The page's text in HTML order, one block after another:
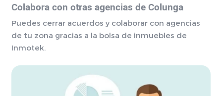
Colabora con otras agencias de Colunga
Puedes cerrar acuerdos y colaborar con agencias
de tu zona gracias a la bolsa de inmuebles de
Inmotek.